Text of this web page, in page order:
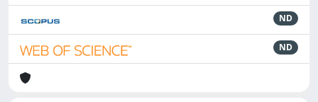
ND
ND